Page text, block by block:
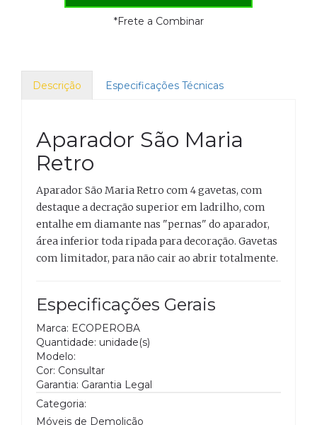
*Frete a Combinar
Descrição Especificações Técnicas
Aparador São Maria
Retro
Aparador São Maria Retro com 4 gavetas, com
destaque a decração superior em ladrilho, com
entalhe em diamante nas "pernas" do aparador,
área inferior toda ripada para decoração. Gavetas
com limitador, para não cair ao abrir totalmente.
Especificações Gerais
Marca: ECOPEROBA
Quantidade: unidade(s)
Modelo:
Cor: Consultar
Garantia: Garantia Legal
Categoria:
Móveis de Demolição